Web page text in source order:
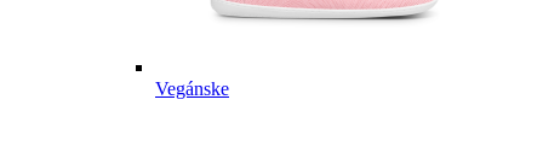
Vegánske